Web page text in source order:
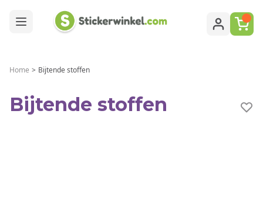
Home > Bijtende stoffen
Bijtende stoffen